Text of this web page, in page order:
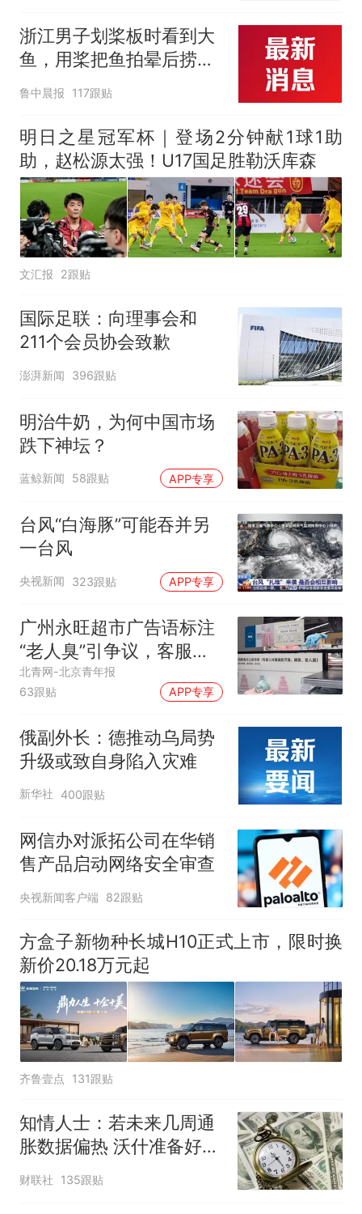
浙江男子划桨板时看到大
鱼，用桨把鱼拍晕后捞
起；当事人：鱼重7斤6
味道很好
鲁中晨报 117跟贴
明日之星冠军杯｜登场2分钟献1球1助
助，赵松源太强！U17国足胜勒沃库森
文汇报 2跟贴
国际足联：向理事会和
211个会员协会致歉
澎湃新闻 396跟贴
明治牛奶，为何中国市场
跌下神坛？
蓝鲸新闻 58跟贴 APP专享
台风“白海豚”可能吞并另
一台风
央视新闻 323跟贴 APP专享
广州永旺超市广告语标注
“老人臭”引争议，客服回
应
北青网-北京青年报
63跟贴
APP专享
俄副外长：德推动乌局势
升级或致自身陷入灾难
新华社 400跟贴
网信办对派拓公司在华销
售产品启动网络安全审查
央视新闻客户端 82跟贴
方盒子新物种长城H10正式上市，限时换
新价20.18万元起
齐鲁壹点 131跟贴
知情人士：若未来几周通
胀数据偏热 沃什准备好加
息
财联社 135跟贴